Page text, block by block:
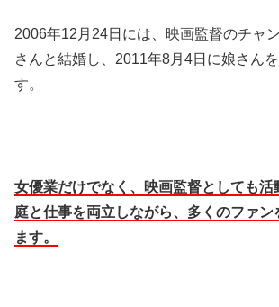
2006年12月24日には、映画監督のチャ
さんと結婚し、2011年8月4日に娘さん
す。​
女優業だけでなく、映画監督としても活
庭と仕事を両立しながら、多くのファン
ます。